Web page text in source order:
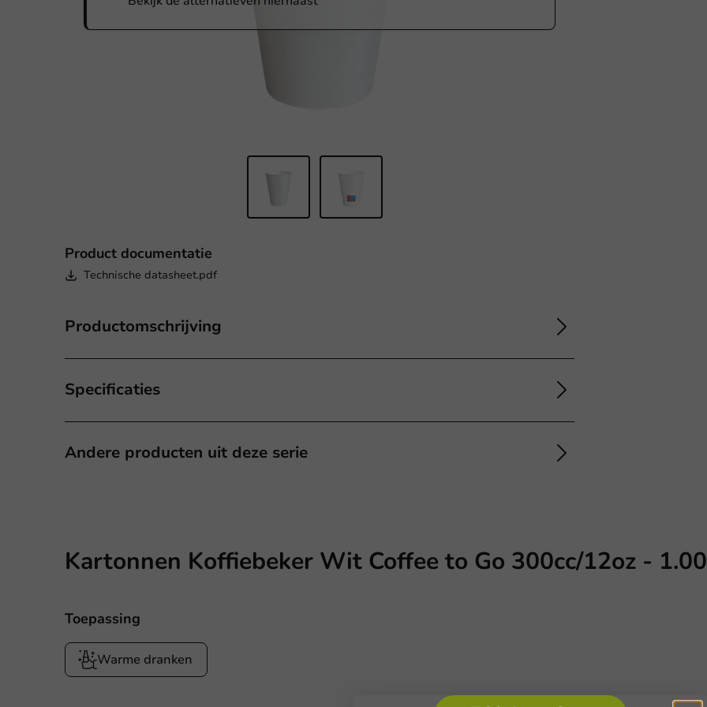
Product documentatie
Technische datasheet.pdf
Productomschrijving
Specificaties
Andere producten uit deze serie
Kartonnen Koffiebeker Wit Coffee to Go 300cc/12oz -
Toepassing
Warme dranken